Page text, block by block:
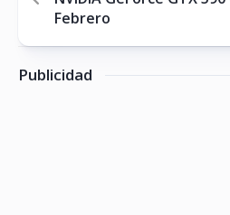
Febrero
Publicidad